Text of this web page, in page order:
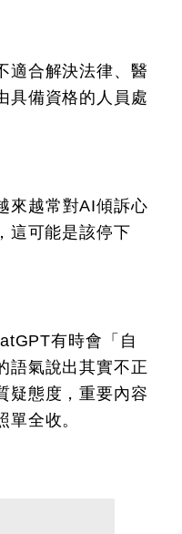
適合解決法律、醫
具備資格的人員處
來越常對AI傾訴心
這可能是該停下
有時會「自
語氣說出其實不正
疑態度，重要內容
全收。